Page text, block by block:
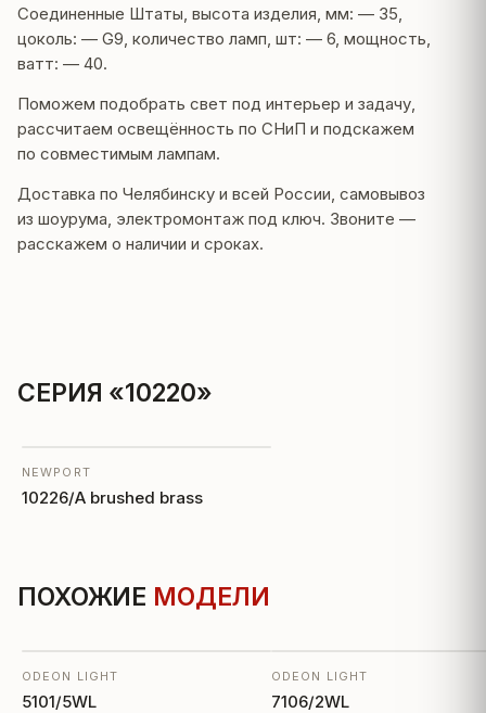
Соединенные Штаты, высота изделия, мм: — 35,
цоколь: — G9, количество ламп, шт: — 6, мощность,
ватт: — 40.
Поможем подобрать свет под интерьер и задачу,
рассчитаем освещённость по СНиП и подскажем
по совместимым лампам.
Доставка по Челябинску и всей России, самовывоз
из шоурума, электромонтаж под ключ. Звоните —
расскажем о наличии и сроках.
СЕРИЯ «10220»
NEWPORT
10226/A brushed brass
ПОХОЖИЕ МОДЕЛИ
ODEON LIGHT
5101/5WL
ODEON LIGHT
7106/2WL